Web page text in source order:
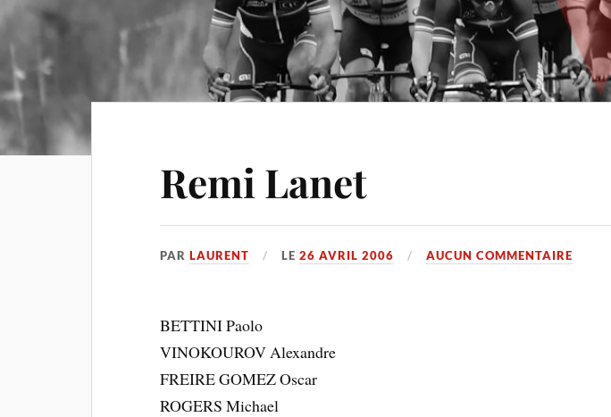
Remi Lanet
PARLAURENT LE26 AVRIL 2006 AUCUN COMMENTAIRE
BETTINI Paolo
VINOKOUROV Alexandre
FREIRE GOMEZ Oscar
ROGERS Michael